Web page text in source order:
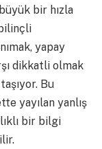
bir hızla
yapay
dikkatli olmak
Bu
yayılan yanlış
bir bilgi